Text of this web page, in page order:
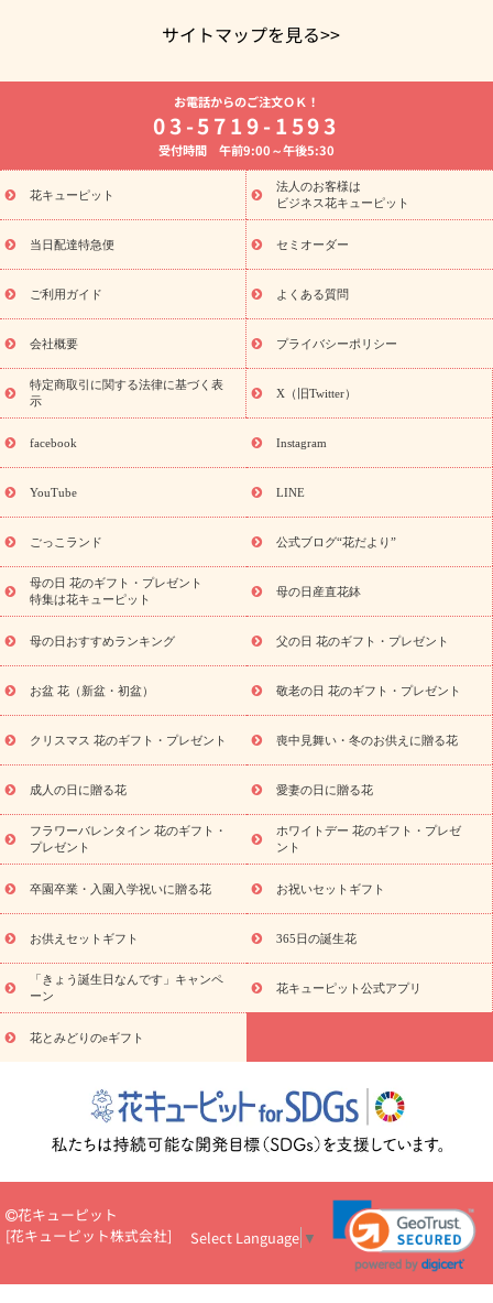
サイトマップを見る>>
よく贈られる花
お祝いの花特集
誕生日フラワーギフト特集
8月の誕生花(トルコキキョウ)
開店・開業祝い
お供え・お悔やみ お供え・お悔やみの花
通夜・葬儀に贈る花 胡蝶蘭・花鉢
ーブドフラワー
季節のイベント
ひまわり ギフト・プレゼント
特集
お盆 花（新盆・初盆） 季節のイベント
お盆 花（新
盆・初盆）
お盆 花（新盆・初盆）
お盆・お供え 花とセットギ
フト
お盆・お供え プリザーブドフラワー
ひまわり ギフト・プ
レゼント特集
夏の花贈り・お中元・暑中見舞い 花のギフト特集
敬老の日におくる花ギフト・プレゼント特集
花ギフト・プレゼント特集
敬老の日 花のおすすめランキング
敬
老の日 花鉢植えのギフト・プレゼント特集
敬老の日 花とセットギ
フト・プレゼント特集
敬老の日の花 全てのギフト一覧
キャン
ペーン
「きょう誕生日なんです」キャンペーン
探す
誕生日フラワーギフト 誕生日フラワーギフト特集
誕生
日フラワーギフト商品一覧
ユリ トルコキキョウ
誕生花(トルコキキョウ)
9月の誕生花(リンドウ)
誕生日セット
ギフト
「きょう誕生日なんです」キャンペーン
用途から探す お祝いの花特集 当日配達特急便
お祝い商品
一覧
お祝い 新築・引っ越し祝い
結婚記念日
結婚祝い 出産祝い 退院祝い・快気祝い
還暦
祝い・長寿祝い
プチギフト ペットのお祝いフラワー
元・暑中見舞い
敬老の日
お供え
お供え・お悔やみ商品一覧 お供え・お悔やみの花
十九日法要以降に贈る花
通夜・葬儀に贈る花
お供え お花とセッ
お盆（新盆・初盆）
お祝い返し お見舞い
お取り
プリザーブドフラワー
スタイルから探す
アレンジメント
蘭・花鉢
ミディ胡蝶蘭・お祝い ミディ胡蝶蘭・お供え
の青色胡蝶蘭
観葉植物 観葉植物 産直多肉植物
プリザーブ
ドフラワー
お祝い お供え・お悔やみ 花とセットギフト
ミオーダー
プチギフト（hanamore -ハナモア-）
花とみどりの
eギフト
花キューピットのeGfit カラー ピンク
レンジ
レッド お花の種類 バラ ユリ トルコキキョウ
予
算から探す
お祝い お祝い・3000円～ お祝い・
お祝い・5000円～ お祝い・7000円～ お祝い・10000円～
お供え・お悔やみ
お供え・お悔やみ・3000円～
お供え・お
悔やみ・5000円～ お供え・お悔やみ・7000円～
お供え・お悔
やみ・10000円～
365日の誕生花カレンダー
開店・開業祝
お祝いを贈るときのマナー・
花キューピットのお祝いコラム一覧
誕生日のお花を「色
彩心理学」で選ぶ方法
結婚祝いの予算相場
出産祝いお役立ち情
転職祝いのマナー基礎知識
ペットのお祝いワンポイントアド
バイス
スタンド花（フラスタ）のマナー
お見舞いのマナーとル
お祝い花のマナー総まとめ
場上司や先輩へ贈るお祝い花の正解は？
開店祝いの花 選び方ガイ
ド（早見表あり）
花キューピットのお供え・
お電話からのご注文ＯＫ！
03-5719-1593
受付時間 午前9:00～午後5:30
花キューピット
法人のお客様は
ビジネス花キューピット
当日配達特急便 セミオーダー
ご利用ガイド よくある質問
会社概要 プライバシーポリシー
特定商取引に関する法律に基づく表
示
X（旧Twitter）
facebook Instagram
YouTube LINE
ごっこランド 公式ブログ“花だより”
母の日 花のギフト・プレゼント
特集は花キューピット
母の日産直花鉢
母の日おすすめランキング 父の日 花のギフト・プレゼント
お盆 花（新盆・初盆） 敬老の日 花のギフト・プレゼント
クリスマス 花のギフト・プレゼント 喪中見舞い・冬のお供えに贈る花
成人の日に贈る花 愛妻の日に贈る花
フラワーバレンタイン 花のギフト・
プレゼント
ホワイトデー 花のギフト・プレゼ
ント
卒園卒業・入園入学祝いに贈る花 お祝いセットギフト
お供えセットギフト 365日の誕生花
「きょう誕生日なんです」キャンペ
ーン
花キューピット公式アプリ
花とみどりのeギフト
花キューピット
[花キューピット株式会社] Select Language ▼